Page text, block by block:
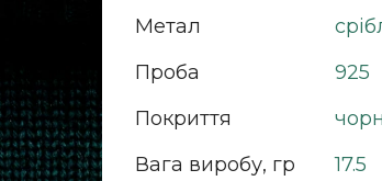
Метал
Проба
925
Покриття
Вага виробу, гр
17.5